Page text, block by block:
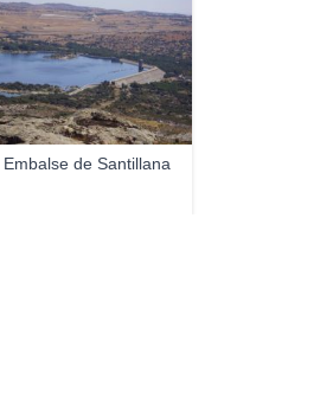
Embalse de Santillana